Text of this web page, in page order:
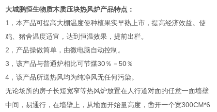
大城鹏恒生物质木质压块热风炉产品特点：
1，本产品可提高大棚温度使种植果实早熟上市，提高经济效益。使
鸡、猪舍温度适宜，达到恒温效果，提前出栏。
2，产品操做简单，由微电脑自动控制。
3，该产品与普通炉相比可节煤30％－50％
4，该产品所送热风均为纯净风无任何污染。
无论场所的房子长短宽窄等热风炉放置在人行道对面的任意一面墙壁
中间，易通行，在墙壁上，从地面开始量高度，凿开一个宽300CM*6